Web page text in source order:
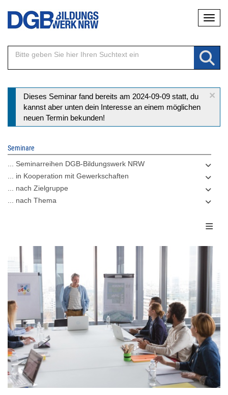
Direkt
Inhalt
×
Statusmeldung
Dieses Seminar fand bereits am 2024-09-09 statt, du
kannst aber unten dein Interesse an einem möglichen
neuen Termin bekunden!
Seminare
... Seminarreihen DGB-Bildungswerk NRW
... in Kooperation mit Gewerkschaften
... nach Zielgruppe
... nach Thema